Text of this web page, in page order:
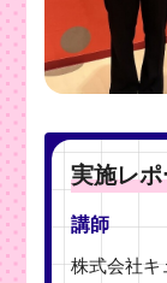
実施レ
講師
株式会社キ